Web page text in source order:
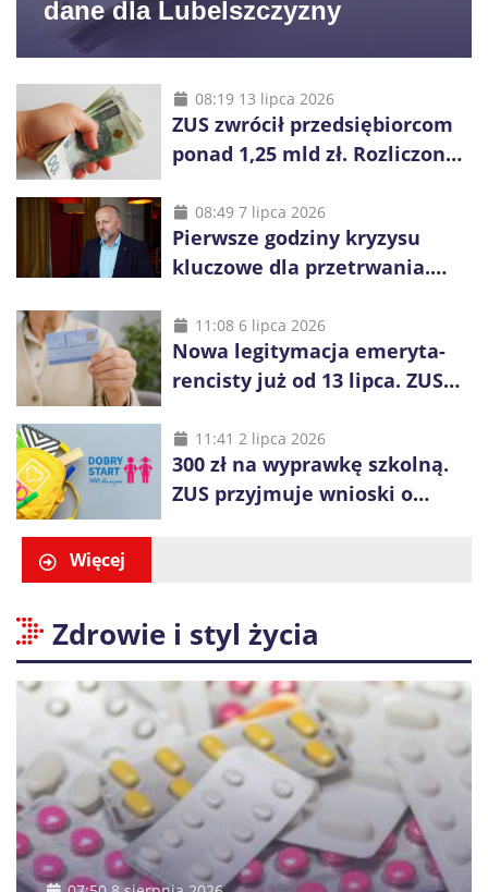
dane dla Lubelszczyzny
08:19 13 lipca 2026
ZUS zwrócił przedsiębiorcom
ponad 1,25 mld zł. Rozliczono
08:49 7 lipca 2026
Pierwsze godziny kryzysu
kluczowe dla przetrwania.
wszystkich od razu
11:08 6 lipca 2026
Nowa legitymacja emeryta-
rencisty już od 13 lipca. ZUS
11:41 2 lipca 2026
300 zł na wyprawkę szkolną.
ZUS przyjmuje wnioski o
Więcej
Zdrowie i styl życia